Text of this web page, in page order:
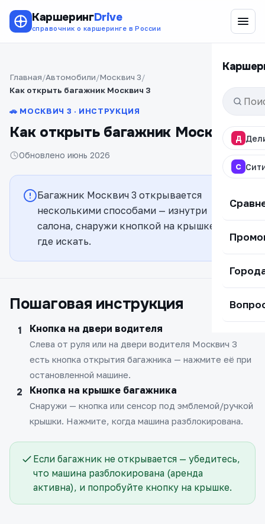
КаршерингDrive
справочник о каршеринге в России
Д
С
Главная Автомобили Москвич 3
Как открыть багажник Москвич 3
🚗 МОСКВИЧ 3 · ИНСТРУКЦИЯ
Как открыть багажник Москвич 3
Обновлено июнь 2026
Багажник Москвич 3 открывается
несколькими способами — изнутри
салона, снаружи кнопкой на крышке. Вот
где искать.
Пошаговая инструкция
Кнопка на двери водителя
Слева от руля или на двери водителя Москвич 3
есть кнопка открытия багажника — нажмите её при
остановленной машине.
Кнопка на крышке багажника
Снаружи — кнопка или сенсор под эмблемой/ручкой
крышки. Нажмите, когда машина разблокирована.
Если багажник не открывается — убедитесь,
что машина разблокирована (аренда
активна), и попробуйте кнопку на крышке.